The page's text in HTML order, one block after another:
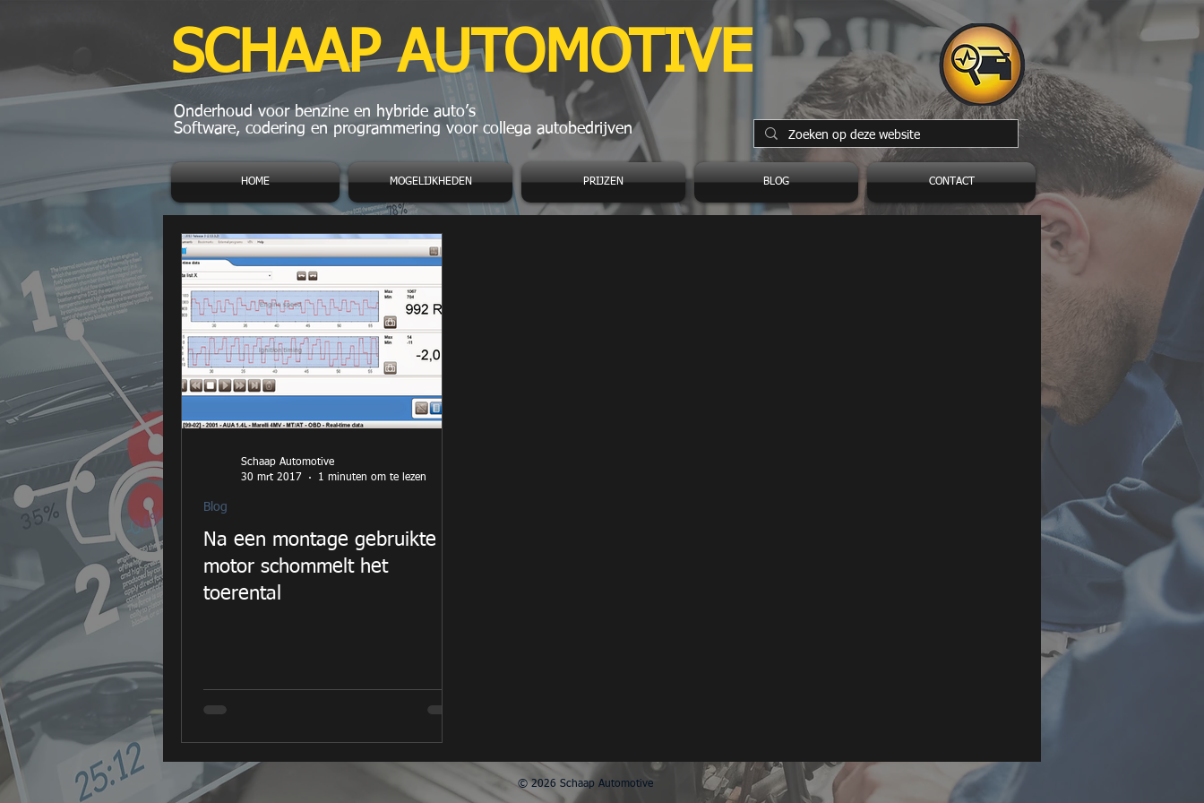
SCHAAP AUTOMOTIVE
Onderhoud voor benzine en hybride auto’s
Software, codering en programmering voor collega autobedrijven
HOME MOGELIJKHEDEN PRIJZEN BLOG CONTACT
Na een montage gebruikte
motor schommelt het
toerental
Blog
Schaap Automotive
30 mrt 2017
1 minuten om te lezen
© 2026 Schaap Automotive